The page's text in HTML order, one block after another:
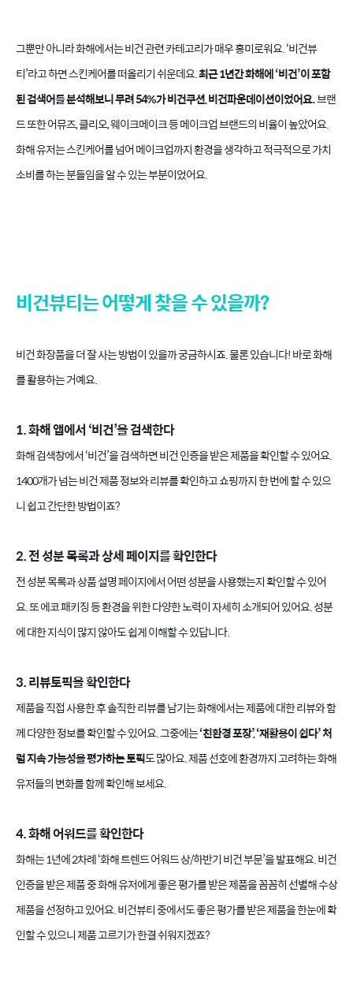
그뿐만 아니라 화해에서는 비건 관련 카테고리가 매우 흥미로워요. ‘비건뷰
티’라고 하면 스킨케어를 떠올리기 쉬운데요.최근 1년간 화해에 ‘비건’이 포함
된 검색어를 분석해보니 무려 54%가 비건쿠션, 비건파운데이션이었어요.브랜
드 또한 어뮤즈, 클리오, 웨이크메이크 등 메이크업 브랜드의 비율이 높았어요.
화해 유저는 스킨케어를 넘어 메이크업까지 환경을 생각하고 적극적으로 가치
소비를 하는 분들임을 알 수 있는 부분이었어요.
비건뷰티는 어떻게 찾을 수 있을까?
비건 화장품을 더 잘 사는 방법이 있을까 궁금하시죠. 물론 있습니다! 바로 화해
를 활용하는 거예요.
1. 화해 앱에서 ‘비건’을 검색한다
화해 검색창에서 ‘비건’을 검색하면 비건 인증을 받은 제품을 확인할 수 있어요.
1400개가 넘는 비건 제품 정보와 리뷰를 확인하고 쇼핑까지 한 번에 할 수 있으
니 쉽고 간단한 방법이죠?
2. 전 성분 목록과 상세 페이지를 확인한다
전 성분 목록과 상품 설명 페이지에서 어떤 성분을 사용했는지 확인할 수 있어
요. 또 에코 패키징 등 환경을 위한 다양한 노력이 자세히 소개되어 있어요. 성분
에 대한 지식이 많지 않아도 쉽게 이해할 수 있답니다.
3. 리뷰토픽을 확인한다
제품을 직접 사용한 후 솔직한 리뷰를 남기는 화해에서는 제품에 대한 리뷰와 함
께 다양한 정보를 확인할 수 있어요. 그중에는‘친환경 포장’, ‘재활용이 쉽다’ 처
럼 지속 가능성을 평가하는 토픽도 많아요. 제품 선호에 환경까지 고려하는 화해
유저들의 변화를 함께 확인해 보세요.
4. 화해 어워드를 확인한다
화해는 1년에 2차례 ‘화해 트렌드 어워드 상/하반기 비건 부문’을 발표해요. 비건
인증을 받은 제품 중 화해 유저에게 좋은 평가를 받은 제품을 꼼꼼히 선별해 수상
제품을 선정하고 있어요. 비건뷰티 중에서도 좋은 평가를 받은 제품을 한눈에 확
인할 수 있으니 제품 고르기가 한결 쉬워지겠죠?